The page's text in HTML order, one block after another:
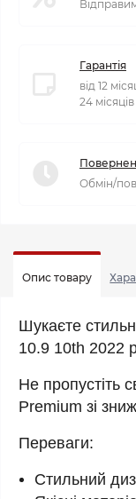
Гарантія
від 12
24
Обмін/
Опис товару
Шукаєте
10.9 10th 2022
Не пропустіть
Premium зі
Переваги:
Стильний